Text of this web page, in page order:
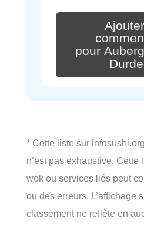
pour
* Cette liste sur
n’est pas exhaustive. Cette
wok ou services liés peut
ou des erreurs. L’affichage
classement ne reflète en